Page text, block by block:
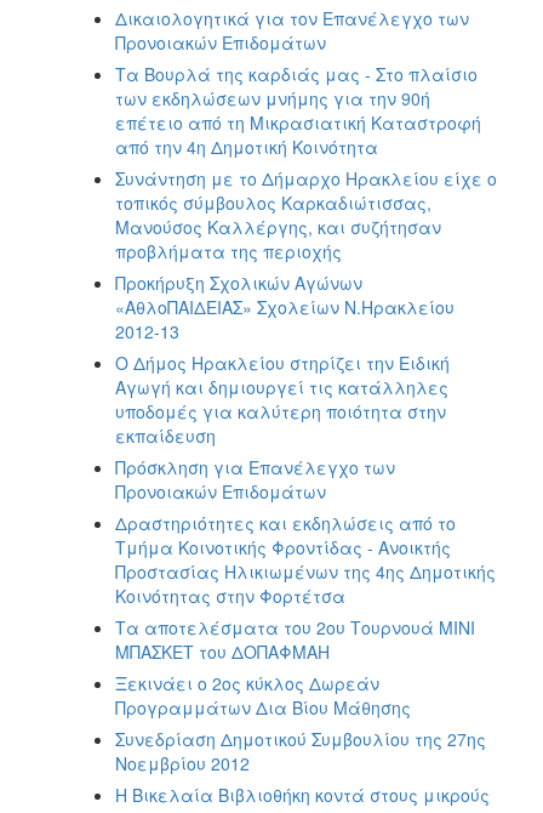
Δικαιολογητικά για τον Επανέλεγχο των
Προνοιακών Επιδομάτων
Τα Βουρλά της καρδιάς μας - Στο πλαίσιο
των εκδηλώσεων μνήμης για την 90ή
επέτειο από τη Μικρασιατική Καταστροφή
από την 4η Δημοτική Κοινότητα
Συνάντηση με το Δήμαρχο Ηρακλείου είχε ο
τοπικός σύμβουλος Καρκαδιώτισσας,
Μανούσος Καλλέργης, και συζήτησαν
προβλήματα της περιοχής
Προκήρυξη Σχολικών Αγώνων
«ΑθλοΠΑΙΔΕΙΑΣ» Σχολείων Ν.Ηρακλείου
2012-13
Ο Δήμος Ηρακλείου στηρίζει την Ειδική
Αγωγή και δημιουργεί τις κατάλληλες
υποδομές για καλύτερη ποιότητα στην
εκπαίδευση
Πρόσκληση για Επανέλεγχο των
Προνοιακών Επιδομάτων
Δραστηριότητες και εκδηλώσεις από το
Τμήμα Κοινοτικής Φροντίδας - Ανοικτής
Προστασίας Ηλικιωμένων της 4ης Δημοτικής
Κοινότητας στην Φορτέτσα
Τα αποτελέσματα του 2ου Τουρνουά ΜΙΝΙ
ΜΠΑΣΚΕΤ του ΔΟΠΑΦΜΑΗ
Ξεκινάει ο 2ος κύκλος Δωρεάν
Προγραμμάτων Δια Βίου Μάθησης
Συνεδρίαση Δημοτικού Συμβουλίου της 27ης
Νοεμβρίου 2012
Η Βικελαία Βιβλιοθήκη κοντά στους μικρούς